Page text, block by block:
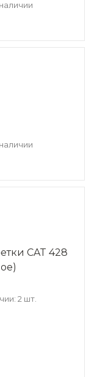
CAT 428
2 шт.